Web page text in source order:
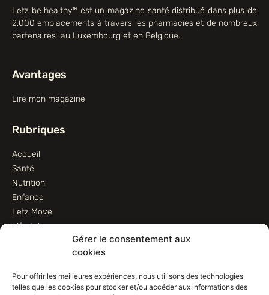
Gérer le consentement aux
cookies
Pour offrir les meilleures expériences, nous utilisons des technologies
telles que les cookies pour stocker et/ou accéder aux informations des
Letz be healthy™ est un magazine santé distribué dans plus de
2,000 emplacements à travers les pharmacies et de nombreux
partenaires au Luxembourg et en Belgique.
Avantages
Lire mon magazine
Rubriques
Accueil
Santé
Nutrition
Enfance
Letz Move
Lifestyle
Informations